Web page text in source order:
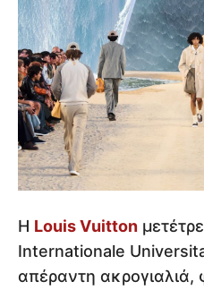
Η Louis Vuitton
Internationale
απέραντη ακρογιαλιά,